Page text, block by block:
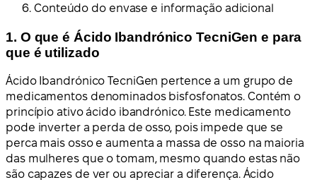
Conteúdo do envase e informação adicional
1. O que é Ácido Ibandrónico TecniGen e para
que é utilizado
Ácido Ibandrónico TecniGen pertence a um grupo de
medicamentos denominados bisfosfonatos. Contém o
princípio ativo ácido ibandrónico. Este medicamento
pode inverter a perda de osso, pois impede que se
perca mais osso e aumenta a massa de osso na maioria
das mulheres que o tomam, mesmo quando estas não
são capazes de ver ou apreciar a diferença. Ácido